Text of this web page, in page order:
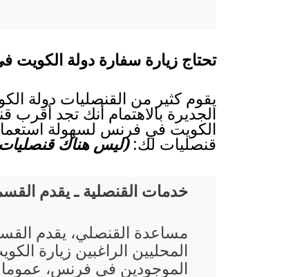
تحتاج زيارة سفارة دولة الكويت
يقوم كثير من القنصليات دولة
الجديرة بالاهتمام أنك تجد أقرب
الكويت في فرنس لسهولة
قنصليات لك:(ليس هناك قنصليات
خدمات القنصلية ـ يقدم
مساعدة القنصلي، يقدم
المحليين الراغبين زيارة
الموجودين في فرنس،